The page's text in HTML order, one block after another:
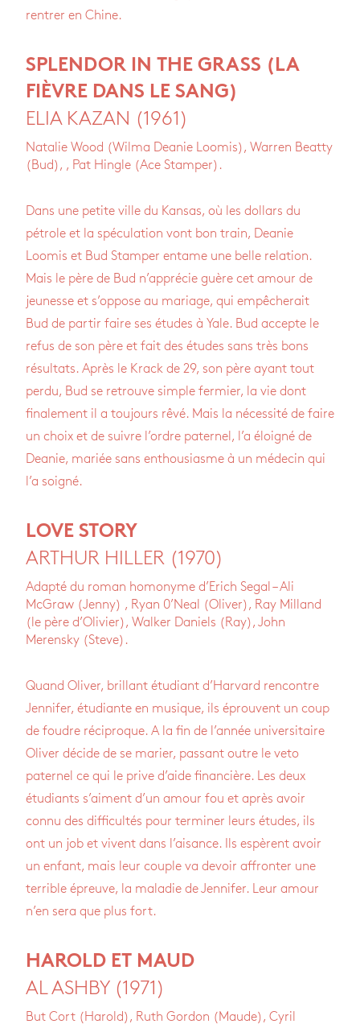
rentrer en Chine.
SPLENDOR IN THE GRASS (LA
FIÈVRE DANS LE SANG)
ELIA KAZAN (1961)
Natalie Wood (Wilma Deanie Loomis), Warren Beatty
(Bud), , Pat Hingle (Ace Stamper).
Dans une petite ville du Kansas, où les dollars du
pétrole et la spéculation vont bon train, Deanie
Loomis et Bud Stamper entame une belle relation.
Mais le père de Bud n’apprécie guère cet amour de
jeunesse et s’oppose au mariage, qui empêcherait
Bud de partir faire ses études à Yale. Bud accepte le
refus de son père et fait des études sans très bons
résultats. Après le Krack de 29, son père ayant tout
perdu, Bud se retrouve simple fermier, la vie dont
finalement il a toujours rêvé. Mais la nécessité de faire
un choix et de suivre l’ordre paternel, l’a éloigné de
Deanie, mariée sans enthousiasme à un médecin qui
l’a soigné.
LOVE STORY
ARTHUR HILLER (1970)
Adapté du roman homonyme d’Erich Segal – Ali
McGraw (Jenny) , Ryan 0’Neal (Oliver), Ray Milland
(le père d’Olivier), Walker Daniels (Ray), John
Merensky (Steve).
Quand Oliver, brillant étudiant d’Harvard rencontre
Jennifer, étudiante en musique, ils éprouvent un coup
de foudre réciproque. A la fin de l’année universitaire
Oliver décide de se marier, passant outre le veto
paternel ce qui le prive d’aide financière. Les deux
étudiants s’aiment d’un amour fou et après avoir
connu des difficultés pour terminer leurs études, ils
ont un job et vivent dans l’aisance. Ils espèrent avoir
un enfant, mais leur couple va devoir affronter une
terrible épreuve, la maladie de Jennifer. Leur amour
n’en sera que plus fort.
HAROLD ET MAUD
AL ASHBY (1971)
But Cort (Harold), Ruth Gordon (Maude), Cyril